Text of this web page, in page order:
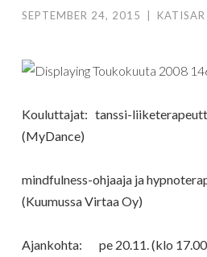
SEPTEMBER 24, 2015 KATISAR
Kouluttajat: tanssi-
(MyDance)
mindfulness-ohjaaja ja
(Kuumussa Virtaa Oy)
Ajankohta: pe 20.11. (klo